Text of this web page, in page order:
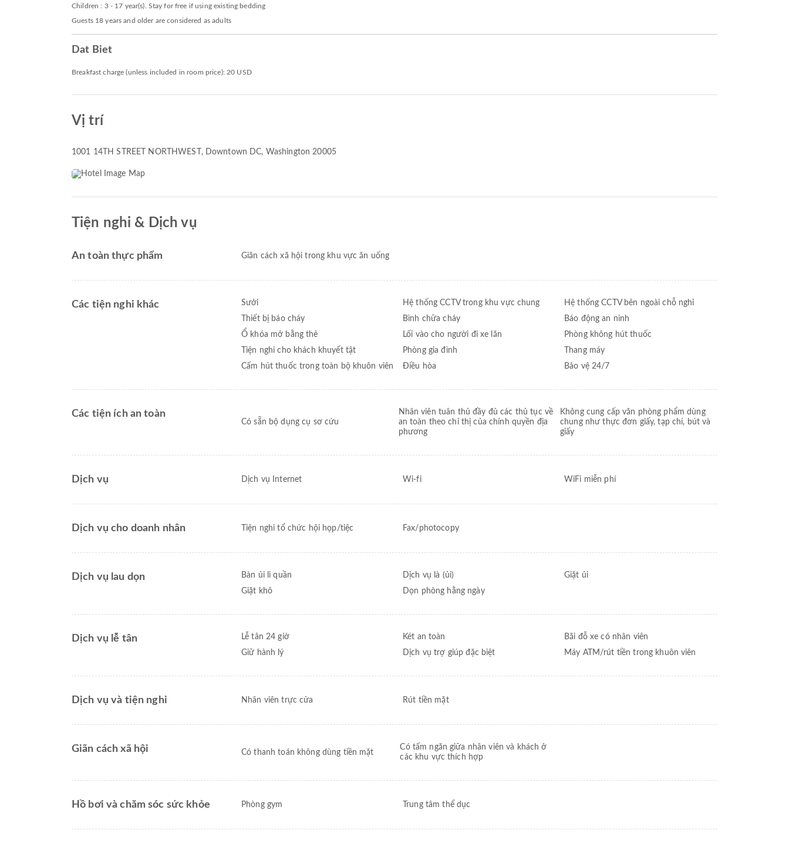
Children : 3 - 17 year(s). Stay for free if using existing bedding
Guests 18 years and older are considered as adults
Dat Biet
Breakfast charge (unless included in room price): 20 USD
Vị trí
1001 14TH STREET NORTHWEST , Downtown DC, Washington 20005
Tiện nghi & Dịch vụ
An toàn thực phẩm Giãn cách xã hội trong khu vực ăn uống
Các tiện nghi khác Sưởi Hệ thống CCTV trong khu vực chung
Hệ thống CCTV bên ngoài chỗ nghỉ
Thiết bị báo cháy
Bình chữa cháy
Báo động an ninh
Ổ khóa mở bằng thẻ
Lối vào cho người đi xe lăn
Phòng không hút thuốc
Tiện nghi cho khách khuyết tật
Phòng gia đình
Thang máy
Cấm hút thuốc trong toàn bộ khuôn viên
Điều hòa Bảo vệ 24/7
Các tiện ích an toàn
Có sẵn bộ dụng cụ sơ cứu
Nhân viên tuân thủ đầy đủ các thủ tục về
an toàn theo chỉ thị của chính quyền địa
phương
Không cung cấp văn phòng phẩm dùng
chung như thực đơn giấy, tạp chí, bút và
giấy
Dịch vụ Dịch vụ Internet Wi-fi WiFi miễn phí
Dịch vụ cho doanh nhân Tiện nghi tổ chức hội họp/tiệc Fax/photocopy
Dịch vụ lau dọn Bàn ủi li quần Dịch vụ là (ủi)
Giặt ủi
Giặt khô
Dọn phòng hằng ngày
Dịch vụ lễ tân Lễ tân 24 giờ Két an toàn
Bãi đỗ xe có nhân viên
Giữ hành lý
Dịch vụ trợ giúp đặc biệt Máy ATM/rút tiền trong khuôn viên
Dịch vụ và tiện nghi Nhân viên trực cửa Rút tiền mặt
Giãn cách xã hội Có thanh toán không dùng tiền mặt
Có tấm ngăn giữa nhân viên và khách ở
các khu vực thích hợp
Hồ bơi và chăm sóc sức khỏe Phòng gym Trung tâm thể dục